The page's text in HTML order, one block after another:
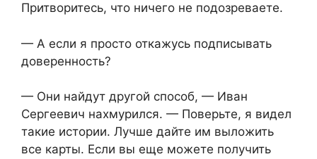
Притворитесь, что ничего не подозреваете.
— А если я просто откажусь подписывать
доверенность?
— Они найдут другой способ, — Иван
Сергеевич нахмурился. — Поверьте, я видел
такие истории. Лучше дайте им выложить
все карты. Если вы еще можете получить